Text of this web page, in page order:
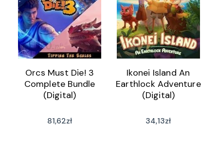
Orcs Must Die! 3
Complete Bundle
(Digital)
81,62zł
Ikonei Island An
Earthlock Adventure
(Digital)
34,13zł